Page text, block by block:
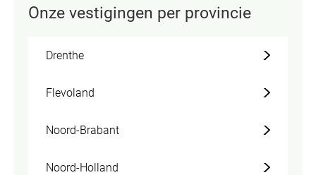
Onze vestigingen per provincie
Drenthe
Flevoland
Noord-Brabant
Noord-Holland